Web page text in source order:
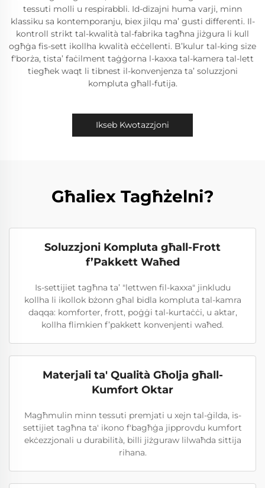
tessuti molli u respirabbli. Id-dizajni huma varji, minn
klassiku sa kontemporanju, biex jilqu ma’ gusti differenti. Il-
kontroll strikt tal-kwalità tal-fabrika tagħna jiżgura li kull
ogħġa fis-sett ikollha kwalità eċċellenti. B’kulur tal-king size
f'borża, tista’ faċilment taġġorna l-kaxxa tal-kamera tal-lett
tiegħek waqt li tibnest il-konvenjenza ta’ soluzzjoni
kompluta għall-futija.
Ikseb Kwotazzjoni
Għaliex Tagħżelni?
Soluzzjoni Kompluta għall-Frott
f’Pakkett Waħed
Is-settijiet tagħna ta’ "lettwen fil-kaxxa" jinkludu
kollha li ikollok bżonn għal bidla kompluta tal-kamra
daqqa: komforter, frott, poġġi tal-kurtaċċi, u aktar,
kollha flimkien f’pakkett konvenjenti waħed.
Materjali ta' Qualità Għolja għall-
Kumfort Oktar
Magħmulin minn tessuti premjati u xejn tal-ġilda, is-
settijiet tagħna ta' ikono f'bagħġa jipprovdu kumfort
ekċezzjonali u durabilità, billi jiżguraw lilwaħda sittija
rihana.